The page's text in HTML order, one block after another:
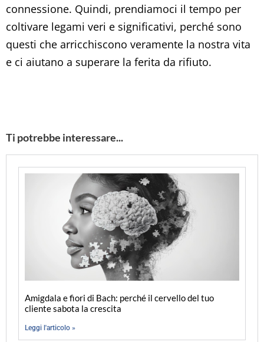
connessione. Quindi, prendiamoci il tempo per
coltivare legami veri e significativi, perché sono
questi che arricchiscono veramente la nostra vita
e ci aiutano a superare la ferita da rifiuto.
Ti potrebbe interessare...
Amigdala e fiori di Bach: perché il cervello del tuo
cliente sabota la crescita
Leggi l'articolo »